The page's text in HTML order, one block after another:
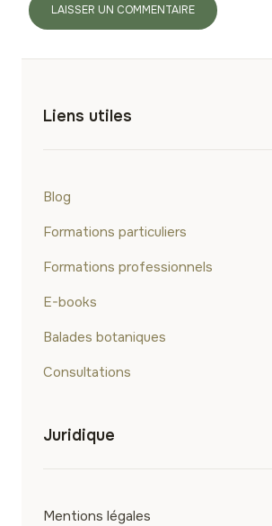
Liens utiles
Blog
Formations particuliers
Formations professionnels
E-books
Balades botaniques
Consultations
Juridique
Mentions légales